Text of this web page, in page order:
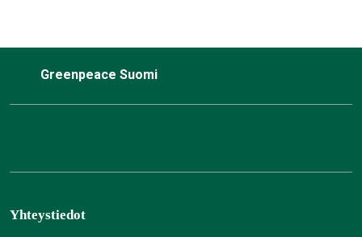
Greenpeace Suomi
Yhteystiedot